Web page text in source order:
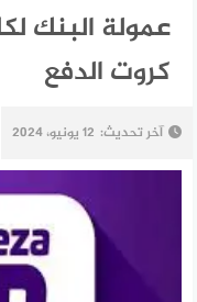
عمولة البنك
كروت الدفع
آخر تحديث: 12 يونيو، 2024